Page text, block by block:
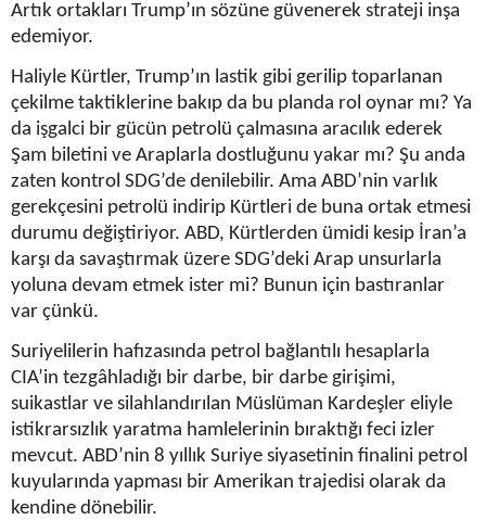
Artık ortakları Trump’ın sözüne güvenerek strateji inşa
edemiyor.
Haliyle Kürtler, Trump’ın lastik gibi gerilip toparlanan
çekilme taktiklerine bakıp da bu planda rol oynar mı? Ya
da işgalci bir gücün petrolü çalmasına aracılık ederek
Şam biletini ve Araplarla dostluğunu yakar mı? Şu anda
zaten kontrol SDG’de denilebilir. Ama ABD’nin varlık
gerekçesini petrolü indirip Kürtleri de buna ortak etmesi
durumu değiştiriyor. ABD, Kürtlerden ümidi kesip İran’a
karşı da savaştırmak üzere SDG’deki Arap unsurlarla
yoluna devam etmek ister mi? Bunun için bastıranlar
var çünkü.
Suriyelilerin hafızasında petrol bağlantılı hesaplarla
CIA’in tezgâhladığı bir darbe, bir darbe girişimi,
suikastlar ve silahlandırılan Müslüman Kardeşler eliyle
istikrarsızlık yaratma hamlelerinin bıraktığı feci izler
mevcut. ABD’nin 8 yıllık Suriye siyasetinin finalini petrol
kuyularında yapması bir Amerikan trajedisi olarak da
kendine dönebilir.